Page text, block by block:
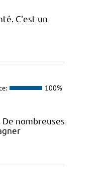
C'est un
100%
nombreuses